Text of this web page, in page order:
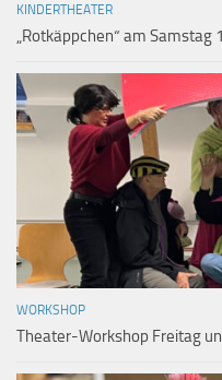
KINDERTHEATER
„Rotkäppchen“ am Samstag
WORKSHOP
Theater-Workshop Freitag